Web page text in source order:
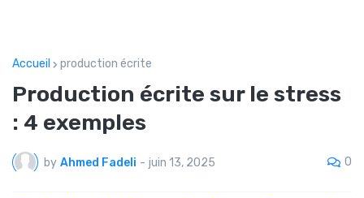
Accueil production écrite
Production écrite sur le stress
: 4 exemples
by Ahmed Fadeli - juin 13, 2025 0